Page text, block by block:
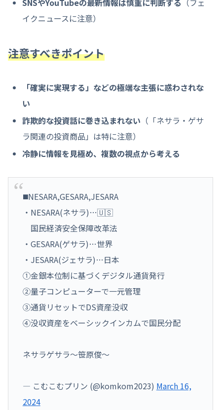
イクニュースに注意）
注意すべきポイント
「確実に実現する」などの極端な主張に惑わされな
い
詐欺的な投資話に巻き込まれない （「ネサラ・ゲサ
ラ関連の投資商品」は特に注意）
冷静に情報を見極め、複数の視点から考える
◼️NESARA,GESARA,JESARA
・NESARA(ネサラ)…🇺🇸
国民経済安全保障改革法
・GESARA(ゲサラ)…世界
・JESARA(ジェサラ)…日本
①金銀本位制に基づくデジタル通貨発行
②量子コンピューターで一元管理
③通貨リセットでDS資産没収
④没収資産をベーシックインカムで国民分配
ネサラゲサラ～笹原俊～
— こむこむプリン (@komkom2023) March 16,
2024